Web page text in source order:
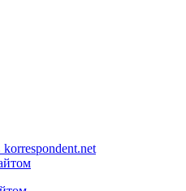
korrespondent.net